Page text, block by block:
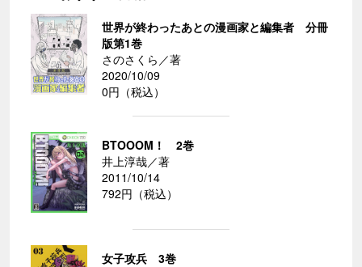
世界が終わったあとの漫画家と編集者 分冊
版第1巻
さのさくら／著
2020/10/09
0円（税込）
BTOOOM！ 2巻
井上淳哉／著
2011/10/14
792円（税込）
女子攻兵 3巻